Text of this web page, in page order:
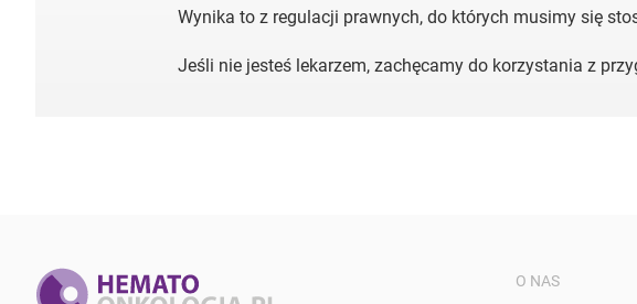
Wynika to z regulacji prawnych, do których musimy się
Jeśli nie jesteś lekarzem, zachęcamy do korzystania z
O NAS